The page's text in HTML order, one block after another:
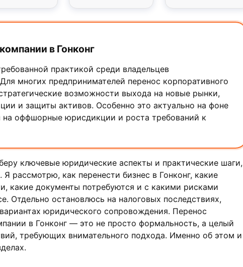
в Гонконг
практикой среди владельцев
многих предпринимателей перенос корпоративного
возможности выхода на новые рынки,
и защиты активов. Особенно это актуально на фоне
на оффшорные юрисдикции и роста требований к
ключевые юридические аспекты и практические шаги,
рассмотрю, как перенести бизнес в Гонконг, какие
какие документы потребуются и с какими рисками
Отдельно остановлюсь на налоговых последствиях,
юридического сопровождения. Перенос
в Гонконг — это не просто формальность, а целый
требующих внимательного подхода. Именно об этом и